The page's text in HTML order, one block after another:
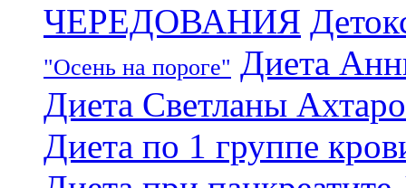
ЧЕРЕДОВАНИЯ
"Осень на пороге" Диета
Диета Светланы
Диета по 1 группе